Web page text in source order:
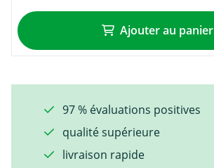
Ajouter au panier
97 % évaluations positives
qualité supérieure
livraison rapide